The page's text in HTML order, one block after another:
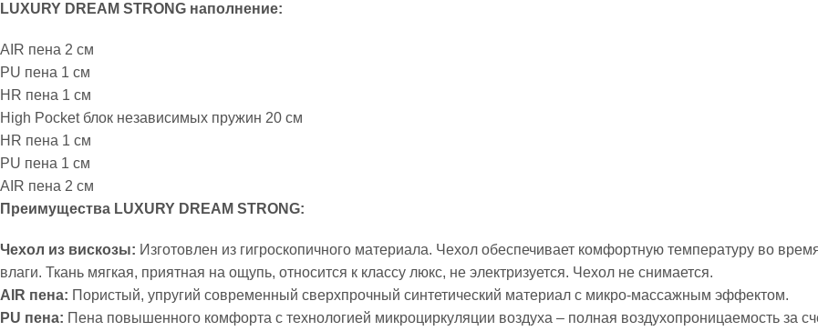
LUXURY DREAM STRONG наполнение:
AIR пена 2 см
PU пена 1 см
HR пена 1 см
High Pocket блок независимых пружин 20 см
HR пена 1 см
PU пена 1 см
AIR пена 2 см
Преимущества LUXURY DREAM STRONG:
Чехол из вискозы: Изготовлен из гигроскопичного материала. Чехол обеспечивает комфортную температуру во
влаги. Ткань мягкая, приятная на ощупь, относится к классу люкс, не электризуется. Чехол не снимается.
AIR пена: Пористый, упругий современный сверхпрочный синтетический материал с микро-массажным эффектом.
PU пена: Пена повышенного комфорта с технологией микроциркуляции воздуха – полная воздухопроницаемость за